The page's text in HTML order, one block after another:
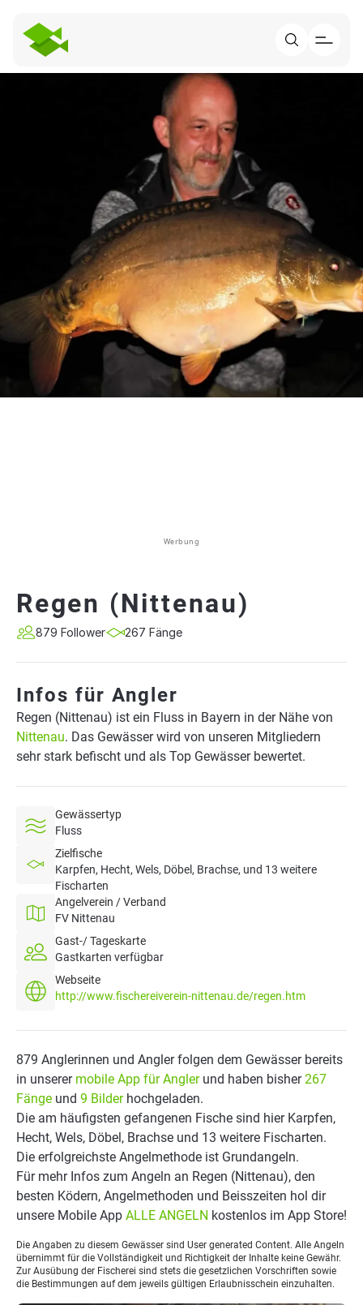
Werbung
Regen (Nittenau)
879 Follower 267 Fänge
Infos für Angler
Regen (Nittenau) ist ein Fluss in Bayern in der Nähe von
Nittenau. Das Gewässer wird von unseren Mitgliedern
sehr stark befischt und als Top Gewässer bewertet.
Gewässertyp
Fluss
Zielfische
Karpfen, Hecht, Wels, Döbel, Brachse, und 13 weitere
Fischarten
Angelverein / Verband
FV Nittenau
Gast-/ Tageskarte
Gastkarten verfügbar
Webseite
http://www.fischereiverein-nittenau.de/regen.htm
879 Anglerinnen und Angler folgen dem Gewässer bereits
in unserer mobile App für Anglerund haben bisher267
Fänge und 9 Bilderhochgeladen.
Die am häufigsten gefangenen Fische sind hier Karpfen,
Hecht, Wels, Döbel, Brachse und 13 weitere Fischarten.
Die erfolgreichste Angelmethode ist Grundangeln.
Für mehr Infos zum Angeln an Regen (Nittenau), den
besten Ködern, Angelmethoden und Beisszeiten hol dir
unsere Mobile App ALLE ANGELN kostenlos im App Store!
Die Angaben zu diesem Gewässer sind User generated Content. Alle Angeln
übernimmt für die Vollständigkeit und Richtigkeit der Inhalte keine Gewähr.
Zur Ausübung der Fischerei sind stets die gesetzlichen Vorschriften sowie
die Bestimmungen auf dem jeweils gültigen Erlaubnisschein einzuhalten.